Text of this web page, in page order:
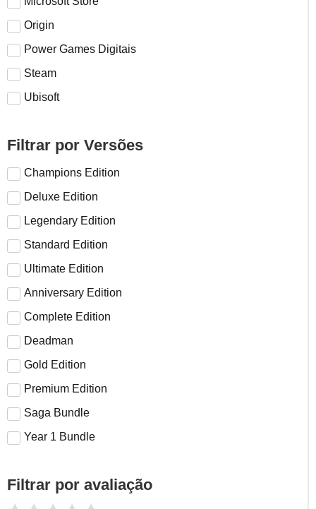
Origin
Power Games Digitais
Steam
Ubisoft
Filtrar por Versões
Champions Edition
Deluxe Edition
Legendary Edition
Standard Edition
Ultimate Edition
Anniversary Edition
Complete Edition
Deadman
Gold Edition
Premium Edition
Saga Bundle
Year 1 Bundle
Filtrar por avaliação